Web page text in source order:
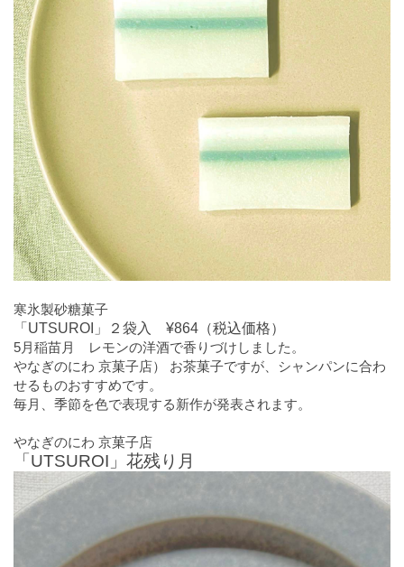
寒氷製砂糖菓子
「UTSUROI」２袋入 ¥864（税込価格）
5月稲苗月 レモンの洋酒で香りづけしました。
やなぎのにわ 京菓子店） お茶菓子ですが、シャンパンに合わ
せるものおすすめです。
毎月、季節を色で表現する新作が発表されます。
やなぎのにわ 京菓子店
「UTSUROI」花残り月